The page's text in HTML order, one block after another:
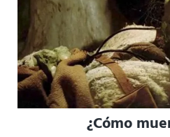
¿Cómo